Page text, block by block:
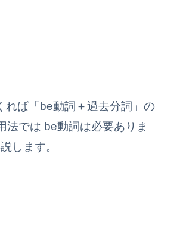
れば「be動詞＋過去分詞」の
法では be動詞は必要ありま
します。